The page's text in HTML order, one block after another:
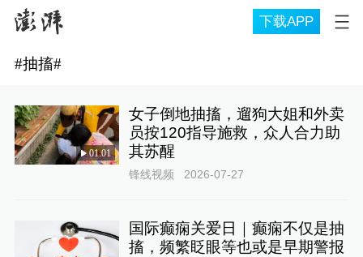
下载APP
#抽搐#
01:01
女子倒地抽搐，遛狗大姐和外卖
员按120指导施救，众人合力助
其苏醒
锋线视频 2026-07-27
国际癫痫关爱日｜癫痫不仅是抽
搐，频繁眨眼等也或是早期警报